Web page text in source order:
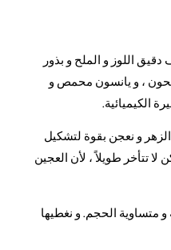
اللوز و الملح و بذور
، و يانسون محمص و
الكيميائية.
و نعجن بقوة لتشكيل
تتأخر طويلاً ، لأن العجين
متساوية الحجم. و نغطيها